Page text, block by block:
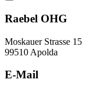
Raebel OHG
Moskauer Strasse 15
99510 Apolda
E-Mail